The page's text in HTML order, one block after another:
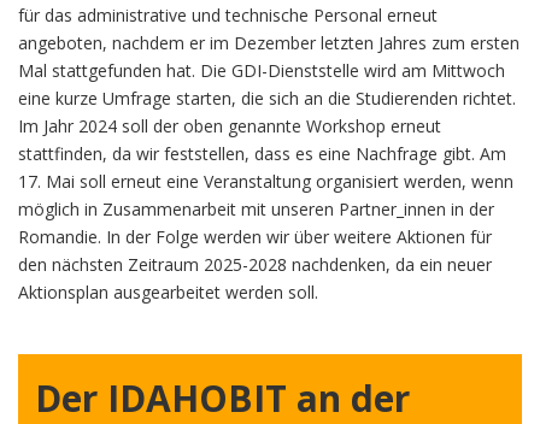
für das administrative und technische Personal erneut
angeboten, nachdem er im Dezember letzten Jahres zum ersten
Mal stattgefunden hat. Die GDI-Dienststelle wird am Mittwoch
eine kurze Umfrage starten, die sich an die Studierenden richtet.
Im Jahr 2024 soll der oben genannte Workshop erneut
stattfinden, da wir feststellen, dass es eine Nachfrage gibt. Am
17. Mai soll erneut eine Veranstaltung organisiert werden, wenn
möglich in Zusammenarbeit mit unseren Partner_innen in der
Romandie. In der Folge werden wir über weitere Aktionen für
den nächsten Zeitraum 2025-2028 nachdenken, da ein neuer
Aktionsplan ausgearbeitet werden soll.
Der IDAHOBIT an der